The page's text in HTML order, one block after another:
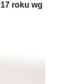
roku wg